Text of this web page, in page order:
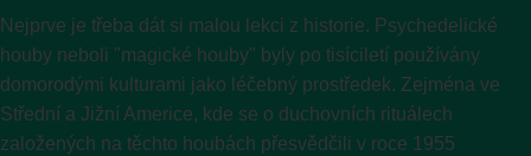
Nejprve je třeba dát si malou lekci z historie. Psychedelické
houby neboli "magické houby" byly po tisíciletí používány
domorodými kulturami jako léčebný prostředek. Zejména ve
Střední a Jižní Americe, kde se o duchovních rituálech
založených na těchto houbách přesvědčili v roce 1955